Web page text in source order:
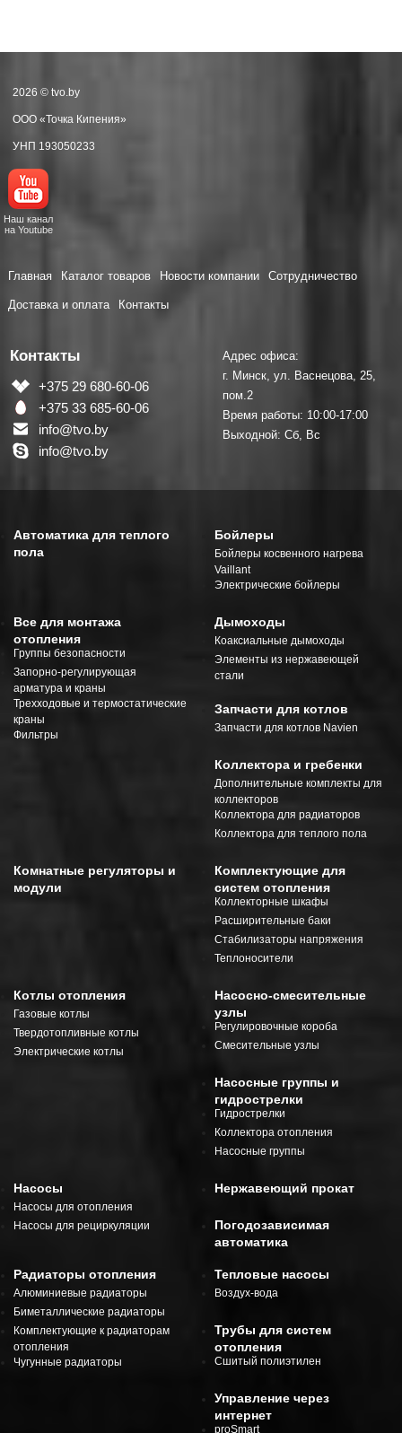
2026 © tvo.by
ООО «Точка Кипения»
УНП 193050233
Наш канал
на Youtube
Главная Каталог товаров Новости компании Сотрудничество
Доставка и оплата Контакты
Контакты
+375 29 680-60-06
+375 33 685-60-06
info@tvo.by
info@tvo.by
Адрес офиса:
г. Минск, ул. Васнецова, 25,
пом.2
Время работы: 10:00-17:00
Выходной: Сб, Вс
Автоматика для теплого
пола
Бойлеры
Бойлеры косвенного нагрева
Vaillant
Электрические бойлеры
Все для монтажа
отопления
Группы безопасности
Запорно-регулирующая
арматура и краны
Трехходовые и термостатические
краны
Фильтры
Дымоходы
Коаксиальные дымоходы
Элементы из нержавеющей
стали
Запчасти для котлов
Запчасти для котлов Navien
Коллектора и гребенки
Дополнительные комплекты для
коллекторов
Коллектора для радиаторов
Коллектора для теплого пола
Комнатные регуляторы и
модули
Комплектующие для
систем отопления
Коллекторные шкафы
Расширительные баки
Стабилизаторы напряжения
Теплоносители
Котлы отопления
Газовые котлы
Твердотопливные котлы
Электрические котлы
Насосно-смесительные
узлы
Регулировочные короба
Смесительные узлы
Насосные группы и
гидрострелки
Гидрострелки
Коллектора отопления
Насосные группы
Насосы
Насосы для отопления
Насосы для рециркуляции
Нержавеющий прокат
Погодозависимая
автоматика
Радиаторы отопления
Алюминиевые радиаторы
Биметаллические радиаторы
Комплектующие к радиаторам
отопления
Чугунные радиаторы
Тепловые насосы
Воздух-вода
Трубы для систем
отопления
Сшитый полиэтилен
Управление через
интернет
proSmart